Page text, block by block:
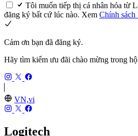
Tôi muốn tiếp thị cá nhân hóa từ
đăng ký bất cứ lúc nào. Xem Chính sách
Cảm ơn bạn đã đăng ký.
Hãy tìm kiếm ưu đãi chào mừng trong
VN,vi
Logitech